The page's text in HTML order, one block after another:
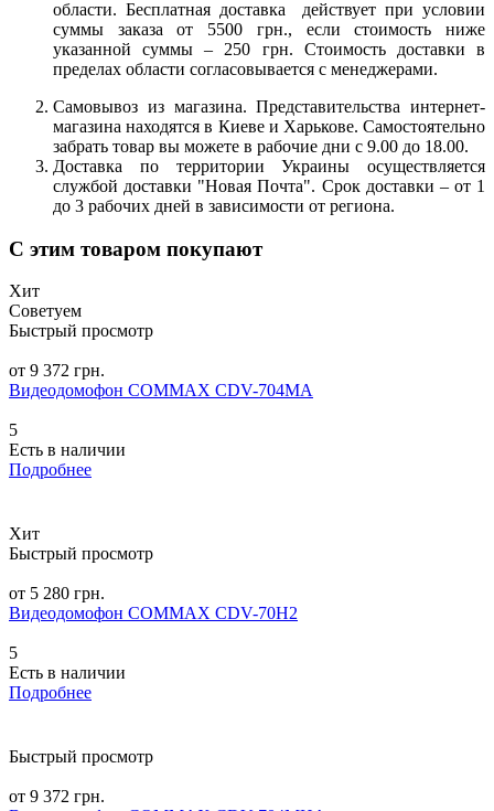
области. Бесплатная доставка действует при условии
суммы заказа от 5500 грн., если стоимость ниже
указанной суммы – 250 грн. Стоимость доставки в
пределах области согласовывается с менеджерами.
Самовывоз из магазина. Представительства интернет-
магазина находятся в Киеве и Харькове. Самостоятельно
забрать товар вы можете в рабочие дни с 9.00 до 18.00.
Доставка по территории Украины осуществляется
службой доставки "Новая Почта". Срок доставки – от 1
до 3 рабочих дней в зависимости от региона.
С этим товаром покупают
Хит
Советуем
Быстрый просмотр
от 9 372 грн.
Видеодомофон COMMAX CDV-704MA
5
Есть в наличии
Подробнее
Хит
Быстрый просмотр
от 5 280 грн.
Видеодомофон COMMAX CDV-70H2
5
Есть в наличии
Подробнее
Быстрый просмотр
от 9 372 грн.